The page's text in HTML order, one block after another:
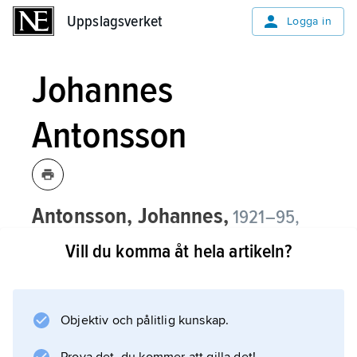
Uppslagsverket Logga in
Johannes
Antonsson
Antonsson, Johannes, 1921–95,
politiker (centerpartist) och lantbrukare.
riksdagsman 1959–79 (andra kammaren till
Vill du komma åt hela artikeln?
Objektiv och pålitlig kunskap.